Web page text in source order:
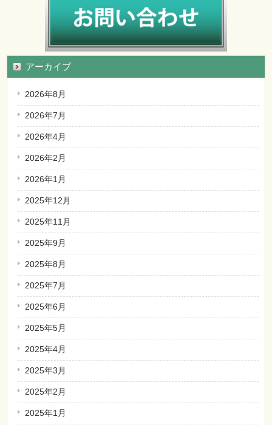
アーカイブ
2026年8月
2026年7月
2026年4月
2026年2月
2026年1月
2025年12月
2025年11月
2025年9月
2025年8月
2025年7月
2025年6月
2025年5月
2025年4月
2025年3月
2025年2月
2025年1月